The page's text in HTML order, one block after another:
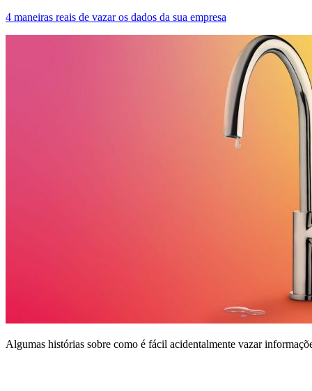
4 maneiras reais de vazar os dados da sua empresa
Algumas histórias sobre como é fácil acidentalmente vazar